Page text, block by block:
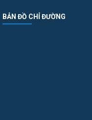
BẢN ĐỒ CHỈ ĐƯỜNG